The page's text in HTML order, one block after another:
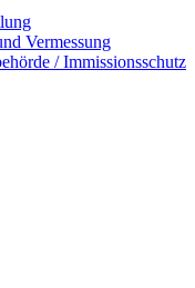
Vermessung
/ Immissionsschutz